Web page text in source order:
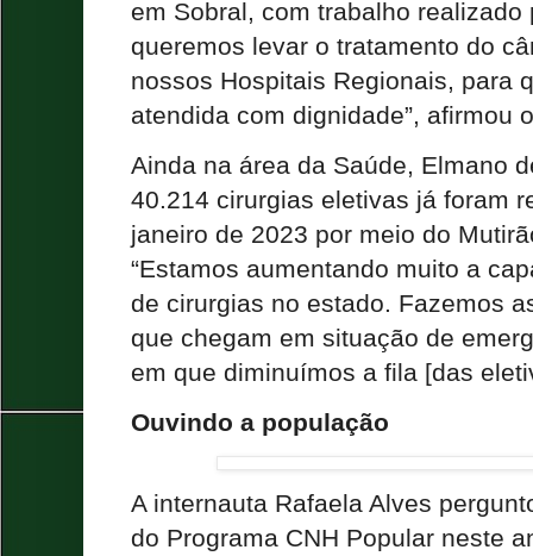
em Sobral, com trabalho realizado
queremos levar o tratamento do
nossos Hospitais Regionais, para
atendida com dignidade”, afirmou
Ainda na área da Saúde, Elmano
40.214 cirurgias eletivas já foram
janeiro de 2023 por meio do
“Estamos aumentando muito a
de cirurgias no estado. Fazemos
que chegam em situação de
em que diminuímos a fila [das
Ouvindo a população
A internauta Rafaela Alves
do Programa CNH Popular neste